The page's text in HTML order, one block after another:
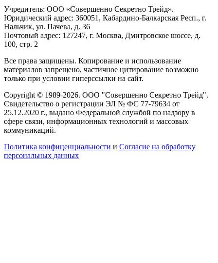
Учредитель: ООО «Совершенно Секретно Трейд».
Юридический адрес: 360051, Кабардино-Балкарская Респ., г.
Нальчик, ул. Пачева, д. 36
Почтовый адрес: 127247, г. Москва, Дмитровское шоссе, д.
100, стр. 2
Все права защищены. Копирование и использование
материалов запрещено, частичное цитирование возможно
только при условии гиперссылки на сайт.
Copyright © 1989-2026. ООО "Совершенно Секретно Трейд".
Свидетельство о регистрации ЭЛ № ФС 77-79634 от
25.12.2020 г., выдано Федеральной службой по надзору в
сфере связи, информационных технологий и массовых
коммуникаций.
Политика конфиценциальности и Согласие на обработку
персональных данных